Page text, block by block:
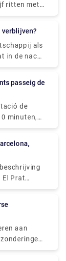
ritten met
openbaar
en wilt
tijd en geld
verblijven?
als
in de nacht
hotel in de
Er is één
ligt op
van
de
minuten,
Tmb-
Pl dels
El Prat
(10 mijl,
Ronda
aan
Volgens